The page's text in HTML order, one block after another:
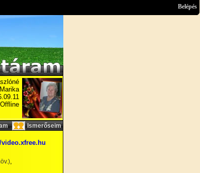
Belépés
Marika
Offline
, Ismerőseim
video.xfree.hu
,